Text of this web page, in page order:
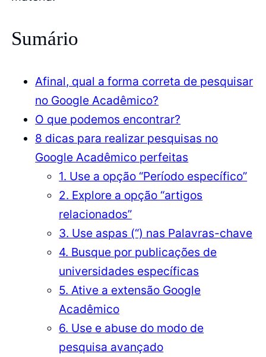
Sumário
Afinal, qual a forma correta de pesquisar
no Google Acadêmico?
O que podemos encontrar?
8 dicas para realizar pesquisas no
Google Acadêmico perfeitas
1. Use a opção “Período específico”
2. Explore a opção “artigos
relacionados”
3. Use aspas (“) nas Palavras-chave
4. Busque por publicações de
universidades específicas
5. Ative a extensão Google
Acadêmico
6. Use e abuse do modo de
pesquisa avançado